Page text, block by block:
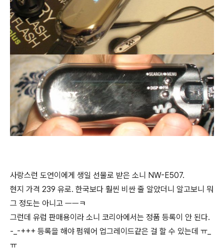
사랑스런 도연이에게 생일 선물로 받은 소니 NW-E507.
현지 가격 239 유로. 한국보다 훨씬 비싼 줄 알았더니 알고보니 뭐
그 정도는 아니고 ㅡㅡㅋ
그런데 유럽 판매용이라 소니 코리아에서는 정품 등록이 안 된다.
-_-+++ 등록을 해야 펌웨어 업그레이드같은 걸 할 수 있는데 ㅠ_
ㅠ